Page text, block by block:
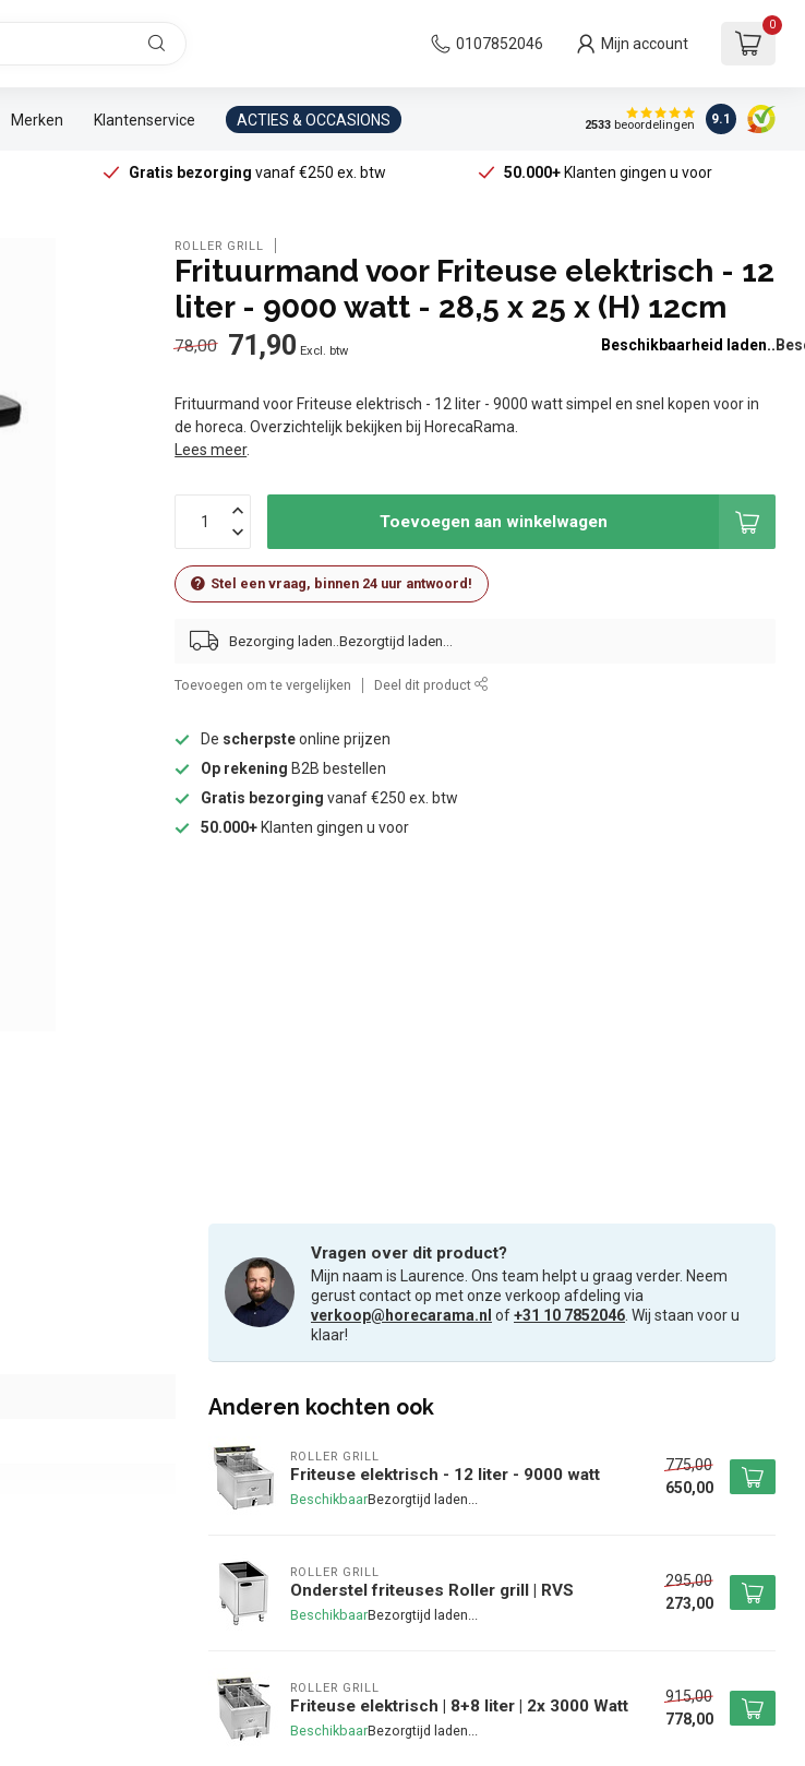
0107852046 Mijn account
0
Merken Klantenservice ACTIES & OCCASIONS 2533beoordelingen 9.1
Gratis bezorging vanaf €250 ex. btw 50.000+Klanten gingen u voor
ROLLER GRILL
Frituurmand voor Friteuse elektrisch - 12
liter - 9000 watt - 28,5 x 25 x (H) 12cm
78,00 71,90 Excl. btw Beschikbaarheid laden..
Frituurmand voor Friteuse elektrisch - 12 liter - 9000 watt simpel en snel kopen voor in
de horeca. Overzichtelijk bekijken bij HorecaRama.
Lees meer.
Toevoegen aan winkelwagen
Stel een vraag, binnen 24 uur antwoord!
Bezorging laden..
Toevoegen om te vergelijken Deel dit product
De scherpsteonline prijzen
Op rekening B2B bestellen
Gratis bezorging vanaf €250 ex. btw
50.000+ Klanten gingen u voor
Vragen over dit product?
Mijn naam is Laurence. Ons team helpt u graag verder. Neem
gerust contact op met onze verkoop afdeling via
verkoop@horecarama.nl of+31 10 7852046 . Wij staan voor u
klaar!
Anderen kochten ook
ROLLER GRILL
Friteuse elektrisch - 12 liter - 9000 watt
Beschikbaar
775,00
650,00
ROLLER GRILL
Onderstel friteuses Roller grill | RVS
Beschikbaar
295,00
273,00
ROLLER GRILL
Friteuse elektrisch | 8+8 liter | 2x 3000 Watt
Beschikbaar
915,00
778,00